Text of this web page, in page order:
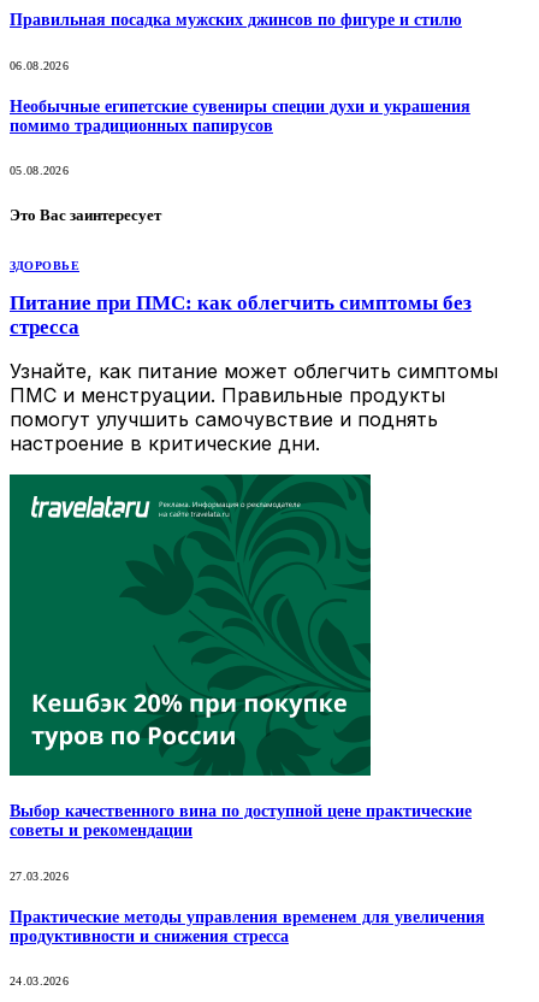
Правильная посадка мужских джинсов по фигуре и стилю
06.08.2026
Необычные египетские сувениры специи духи и украшения
помимо традиционных папирусов
05.08.2026
Это Вас заинтересует
ЗДОРОВЬЕ
Питание при ПМС: как облегчить симптомы без
стресса
Узнайте, как питание может облегчить симптомы
ПМС и менструации. Правильные продукты
помогут улучшить самочувствие и поднять
настроение в критические дни.
Выбор качественного вина по доступной цене практические
советы и рекомендации
27.03.2026
Практические методы управления временем для увеличения
продуктивности и снижения стресса
24.03.2026